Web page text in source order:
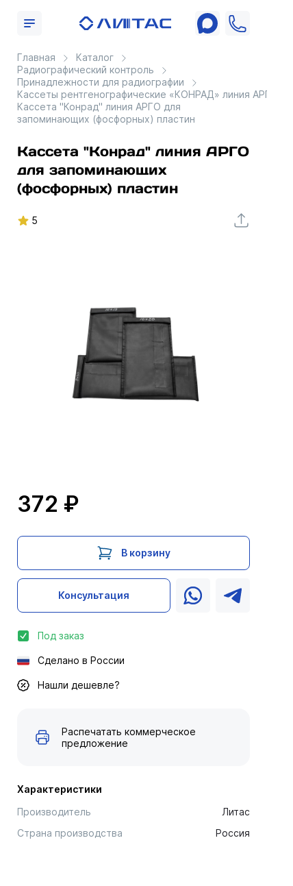
Главная
Каталог
Радиографический контроль
Принадлежности для радиографии
Кассеты рентгенографические «КОНРАД» линия АРГО
Кассета "Конрад" линия АРГО для
запоминающих (фосфорных) пластин
Кассета "Конрад" линия АРГО
для запоминающих
(фосфорных) пластин
5
Характеристики
Производитель
Литас
Страна производства
Россия
372 ₽
В корзину
Консультация
Под заказ
Сделано в России
Нашли дешевле?
Распечатать коммерческое
предложение